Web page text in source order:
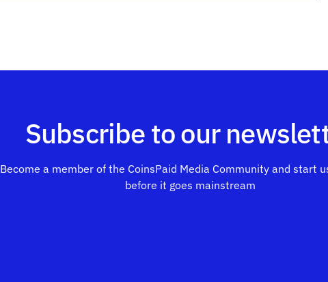
Subscribe to our
Become a member of the CoinsPaid Media Community and start
before it goes mainstream